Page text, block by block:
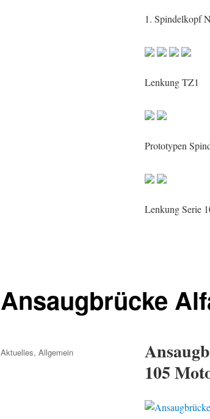
1. Spindelkopf
Lenkung TZ1
Prototypen
Lenkung Serie
Ansaugbrücke
105
Veröffentlicht
Kategorien
Aktuelles, Allgemein